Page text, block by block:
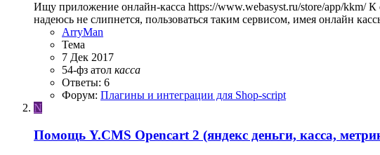
Ищу приложение онлайн-касса https://www.webasyst.ru/store/app/kkm/
надеюсь не слипнется, пользоваться таким сервисом, имея онлайн
ArryMan
Тема
7 Дек 2017
54-фз атол касса
Ответы: 6
Форум: Плагины и интеграции для Shop-script
N
Помощь Y.CMS Opencart 2 (яндекс деньги, касса,